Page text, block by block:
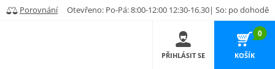
Porovnání Otevřeno: Po-Pá: 8:00-12:00 12:30-16.30| So: po dohodě
PŘIHLÁSIT SE
0
KOŠÍK